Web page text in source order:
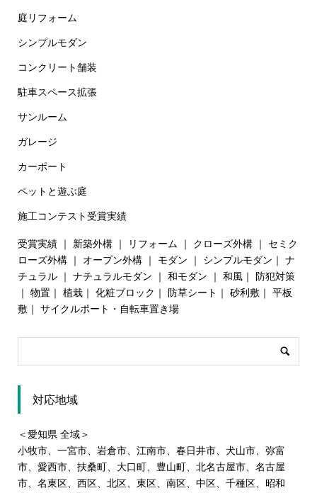
庭リフォーム
シンプルモダン
コンクリート舗装
駐車スペース拡張
サンルーム
ガレージ
カーポート
ペットと遊ぶ庭
施工コンテスト受賞実績
受賞実績｜ 新築外構｜ リフォーム ｜ クローズ外構｜ セミク
ローズ外構｜ オープン外構｜ モダン ｜ シンプルモダン ｜ ナ
チュラル｜ ナチュラルモダン ｜ 和モダン ｜ 和風｜ 防犯対策
｜ 物置｜ 植栽｜ 化粧ブロック ｜ 防草シート ｜ 砂利敷｜ 平板
敷｜ サイクルポート・自転車置き場
対応地域
＜愛知県 全域＞
小牧市、 一宮市、 岩倉市、 江南市、春日井市、 犬山市、弥富
市、愛西市、 扶桑町、 大口町、豊山町、北名古屋市、 名古屋
市、名東区、西区、 北区、東区、南区、中区、千種区、昭和